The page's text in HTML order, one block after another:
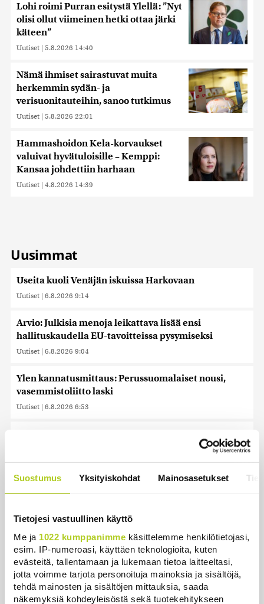
Suostumus Yksityiskohdat Mainosasetukset
Tietojesi vastuullinen käyttö
Me ja 1022 kumppanimme käsittelemme henkilötietojasi,
esim. IP-numeroasi, käyttäen teknologioita, kuten
evästeitä, tallentamaan ja lukemaan tietoa laitteeltasi,
jotta voimme tarjota personoituja mainoksia ja sisältöjä,
tehdä mainosten ja sisältöjen mittauksia, saada
näkemyksiä kohdeyleisöstä sekä tuotekehitykseen
Lohi roimi Purran esitystä Ylellä: ”Nyt
olisi ollut viimeinen hetki ottaa järki
käteen”
Uutiset | 5.8.2026 14:40
Nämä ihmiset sairastuvat muita
herkemmin sydän- ja
verisuonitauteihin, sanoo tutkimus
Uutiset | 5.8.2026 22:01
Hammashoidon Kela-korvaukset
valuivat hyvätuloisille – Kemppi:
Kansaa johdettiin harhaan
Uutiset | 4.8.2026 14:39
Uusimmat
Useita kuoli Venäjän iskuissa Harkovaan
Uutiset | 6.8.2026 9:14
Arvio: Julkisia menoja leikattava lisää ensi
hallituskaudella EU-tavoitteissa pysymiseksi
Uutiset | 6.8.2026 9:04
Ylen kannatusmittaus: Perussuomalaiset nousi,
vasemmistoliitto laski
Uutiset | 6.8.2026 6:53
Uutiset | 6.8.2026 5:59
Uutiset | 6.8.2026 4:01
Torstaina 1,9 miljoonalla suomalaisella on
kiinteistöveron eräpäivä
Uutiset | 6.8.2026 1:31
Khamenein kanssa viestiminen on vaikeaa, sanoo